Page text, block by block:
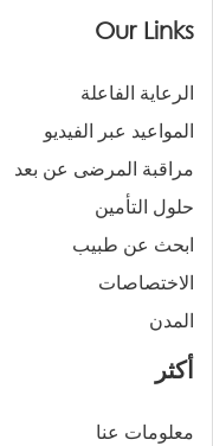
Our Links
الرعاية الفاعلة
المواعيد عبر الفيديو
مراقبة المرضى عن بعد
حلول التأمين
ابحث عن طبيب
الاختصاصات
المدن
أكثر
معلومات عنا